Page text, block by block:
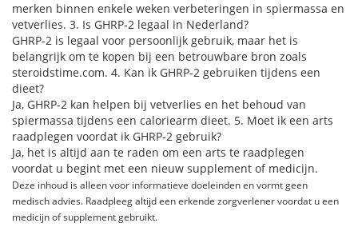
merken binnen enkele weken verbeteringen in spiermassa en
vetverlies. 3. Is GHRP-2 legaal in Nederland?
GHRP-2 is legaal voor persoonlijk gebruik, maar het is
belangrijk om te kopen bij een betrouwbare bron zoals
steroidstime.com. 4. Kan ik GHRP-2 gebruiken tijdens een
dieet?
Ja, GHRP-2 kan helpen bij vetverlies en het behoud van
spiermassa tijdens een caloriearm dieet. 5. Moet ik een arts
raadplegen voordat ik GHRP-2 gebruik?
Ja, het is altijd aan te raden om een arts te raadplegen
voordat u begint met een nieuw supplement of medicijn.
Deze inhoud is alleen voor informatieve doeleinden en vormt geen
medisch advies. Raadpleeg altijd een erkende zorgverlener voordat u een
medicijn of supplement gebruikt.